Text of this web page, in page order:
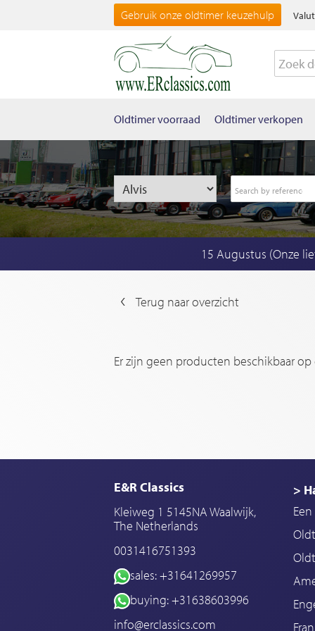
Gebruik onze oldtimer keuzehulp
Oldtimer voorraad Oldtimer verkopen
15 Augustus (Onze
Terug naar overzicht
Er zijn geen producten beschikbaar op
E&R Classics
Kleiweg 1 5145NA Waalwijk,
The Netherlands
0031416751393
sales: +31641269957
buying: +31638603996
info@erclassics.com
>